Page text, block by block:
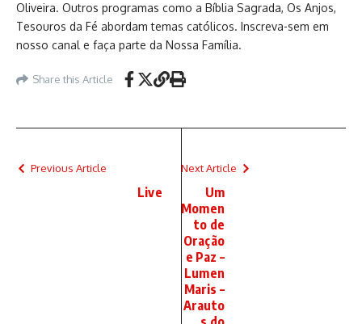
Oliveira. Outros programas como a Bíblia Sagrada, Os Anjos,
Tesouros da Fé abordam temas católicos. Inscreva-sem em
nosso canal e faça parte da Nossa Família.
Share this Article
Previous Article
Live
Next Article
Um
Momen
to de
Oração
e Paz –
Lumen
Maris –
Arauto